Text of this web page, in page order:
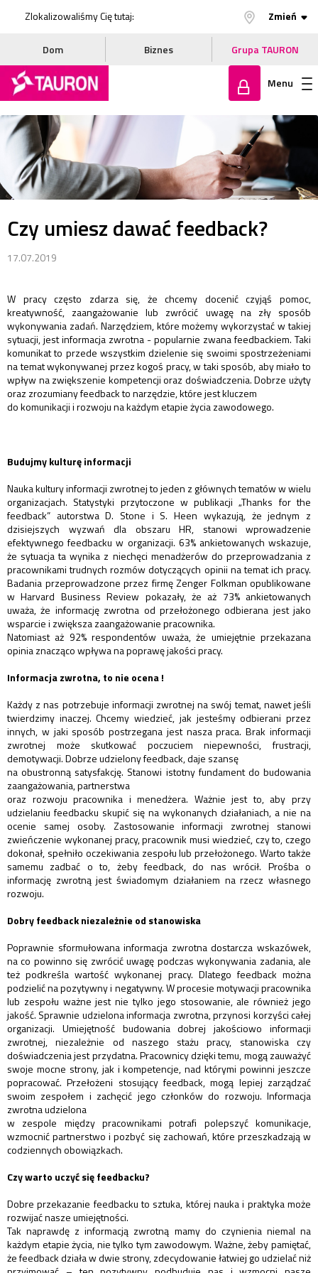
Zlokalizowaliśmy Cię tutaj: Zmień
Dom Biznes Grupa TAURON
Zaloguj
się
Menu
Czy umiesz dawać feedback?
17.07.2019
W pracy często zdarza się, że chcemy docenić czyjąś pomoc,
kreatywność, zaangażowanie lub zwrócić uwagę na zły sposób
wykonywania zadań. Narzędziem, które możemy wykorzystać w takiej
sytuacji, jest informacja zwrotna - popularnie zwana feedbackiem. Taki
komunikat to przede wszystkim dzielenie się swoimi spostrzeżeniami
na temat wykonywanej przez kogoś pracy, w taki sposób, aby miało to
wpływ na zwiększenie kompetencji oraz doświadczenia. Dobrze użyty
oraz zrozumiany feedback to narzędzie, które jest kluczem
do komunikacji i rozwoju na każdym etapie życia zawodowego.
Budujmy kulturę informacji
Nauka kultury informacji zwrotnej to jeden z głównych tematów w wielu
organizacjach. Statystyki przytoczone w publikacji „Thanks for the
feedback” autorstwa D. Stone i S. Heen wykazują, że jednym z
dzisiejszych wyzwań dla obszaru HR, stanowi wprowadzenie
efektywnego feedbacku w organizacji. 63% ankietowanych wskazuje,
że sytuacja ta wynika z niechęci menadżerów do przeprowadzania z
pracownikami trudnych rozmów dotyczących opinii na temat ich pracy.
Badania przeprowadzone przez firmę Zenger Folkman opublikowane
w Harvard Business Review pokazały, że aż 73% ankietowanych
uważa, że informację zwrotna od przełożonego odbierana jest jako
wsparcie i zwiększa zaangażowanie pracownika.
Natomiast aż 92% respondentów uważa, że umiejętnie przekazana
opinia znacząco wpływa na poprawę jakości pracy.
Informacja zwrotna, to nie ocena !
Każdy z nas potrzebuje informacji zwrotnej na swój temat, nawet jeśli
twierdzimy inaczej. Chcemy wiedzieć, jak jesteśmy odbierani przez
innych, w jaki sposób postrzegana jest nasza praca. Brak informacji
zwrotnej może skutkować poczuciem niepewności, frustracji,
demotywacji. Dobrze udzielony feedback, daje szansę
na obustronną satysfakcję. Stanowi istotny fundament do budowania
zaangażowania, partnerstwa
oraz rozwoju pracownika i menedżera. Ważnie jest to, aby przy
udzielaniu feedbacku skupić się na wykonanych działaniach, a nie na
ocenie samej osoby. Zastosowanie informacji zwrotnej stanowi
zwieńczenie wykonanej pracy, pracownik musi wiedzieć, czy to, czego
dokonał, spełniło oczekiwania zespołu lub przełożonego. Warto także
samemu zadbać o to, żeby feedback, do nas wrócił. Prośba o
informację zwrotną jest świadomym działaniem na rzecz własnego
rozwoju.
Dobry feedback niezależnie od stanowiska
Poprawnie sformułowana informacja zwrotna dostarcza wskazówek,
na co powinno się zwrócić uwagę podczas wykonywania zadania, ale
też podkreśla wartość wykonanej pracy. Dlatego feedback można
podzielić na pozytywny i negatywny. W procesie motywacji pracownika
lub zespołu ważne jest nie tylko jego stosowanie, ale również jego
jakość. Sprawnie udzielona informacja zwrotna, przynosi korzyści całej
organizacji. Umiejętność budowania dobrej jakościowo informacji
zwrotnej, niezależnie od naszego stażu pracy, stanowiska czy
doświadczenia jest przydatna. Pracownicy dzięki temu, mogą zauważyć
swoje mocne strony, jak i kompetencje, nad którymi powinni jeszcze
popracować. Przełożeni stosujący feedback, mogą lepiej zarządzać
swoim zespołem i zachęcić jego członków do rozwoju. Informacja
zwrotna udzielona
w zespole między pracownikami potrafi polepszyć komunikacje,
wzmocnić partnerstwo i pozbyć się zachowań, które przeszkadzają w
codziennych obowiązkach.
Czy warto uczyć się feedbacku?
Dobre przekazanie feedbacku to sztuka, której nauka i praktyka może
rozwijać nasze umiejętności.
Tak naprawdę z informacją zwrotną mamy do czynienia niemal na
każdym etapie życia, nie tylko tym zawodowym. Ważne, żeby pamiętać,
że feedback działa w dwie strony, zdecydowanie łatwiej go udzielać niż